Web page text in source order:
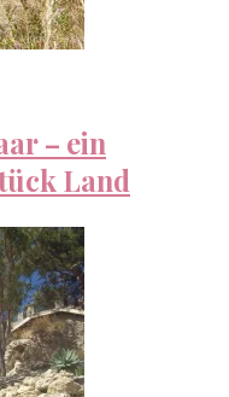
– ein
Land